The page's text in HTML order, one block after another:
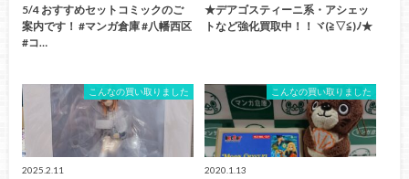
5/4 おすすめセットコミックのご
案内です！ #マンガ倉庫 #八幡西区
#コ…
★デアゴスティーニ系・アシェッ
トなど強化買取中！！ヾ(≧▽≦)ﾉ★
こんなの買い取りました
2025.2.11
こんなの買い取りました
2020.1.13